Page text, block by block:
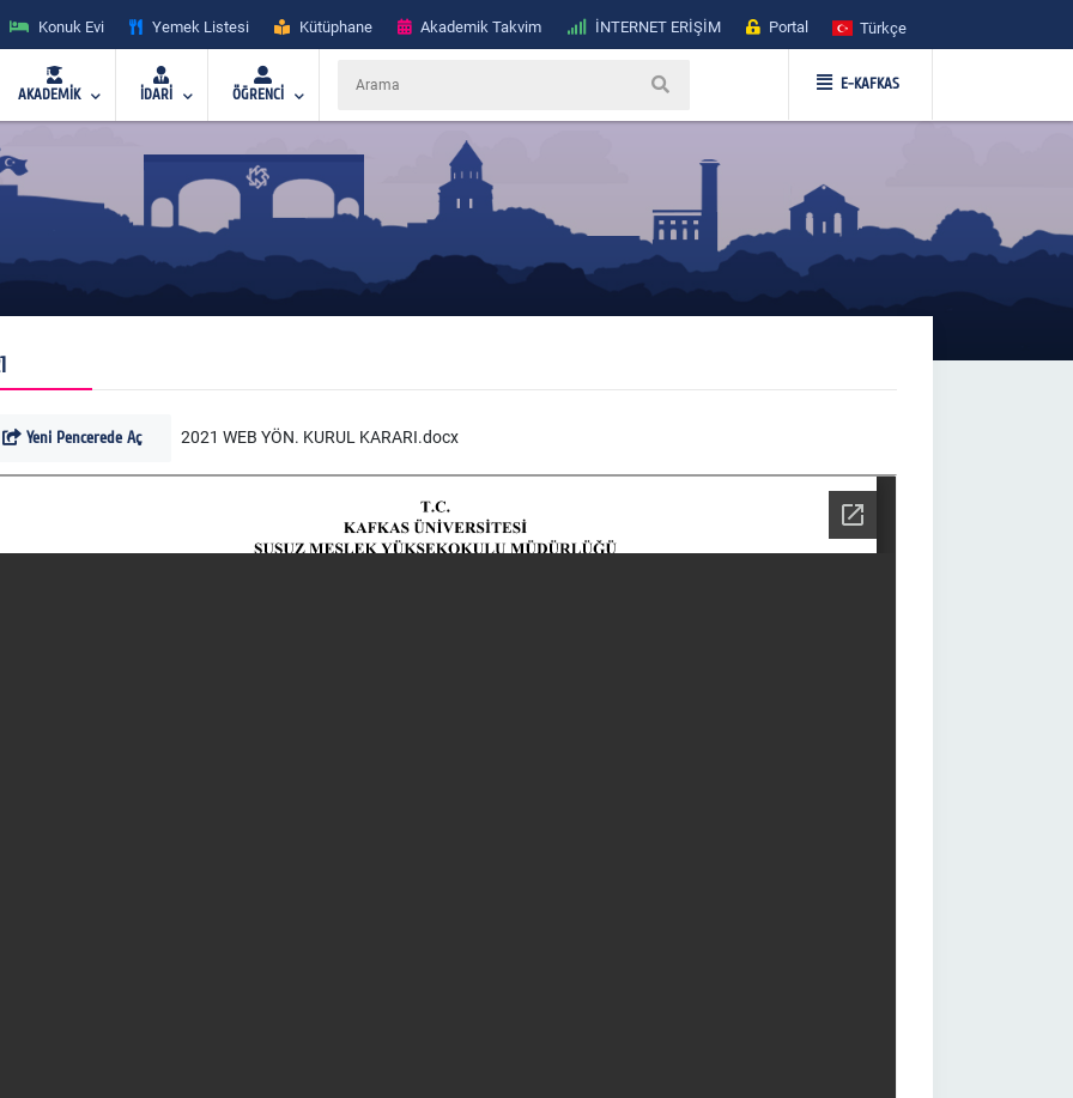
Konuk Evi Yemek Listesi Kütüphane Akademik Takvim İNTERNET ERİŞİM Portal Türkçe
AKADEMİK İDARİ ÖĞRENCİ
E-KAFKAS
Yeni Pencerede Aç 2021 WEB YÖN. KURUL KARARI.docx